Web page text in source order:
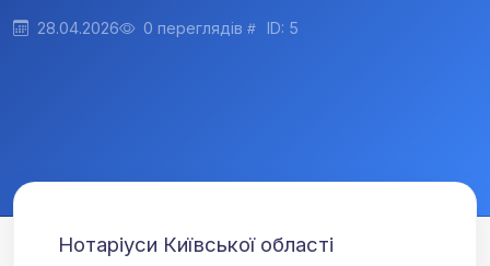
28.04.2026 0 переглядів ID: 5
Нотаріуси Київської області